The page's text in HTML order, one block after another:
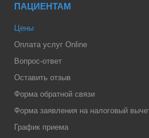
ПАЦИЕНТАМ
Цены
Оплата услуг Online
Вопрос-ответ
Оставить отзыв
Форма обратной связи
Форма заявления на налоговый
График приема